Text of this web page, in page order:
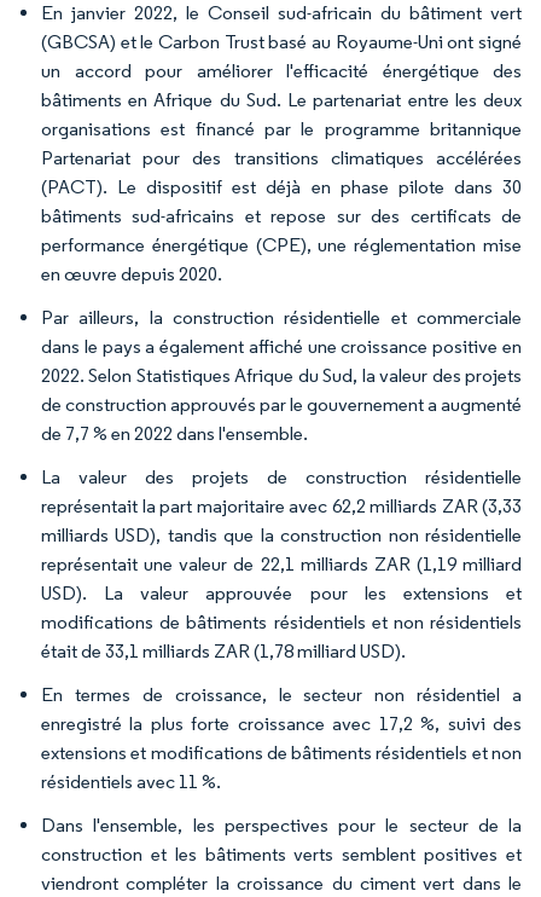
En janvier 2022, le Conseil sud-africain du bâtiment vert
(GBCSA) et le Carbon Trust basé au Royaume-Uni ont signé
un accord pour améliorer l'efficacité énergétique des
bâtiments en Afrique du Sud. Le partenariat entre les deux
organisations est financé par le programme britannique
Partenariat pour des transitions climatiques accélérées
(PACT). Le dispositif est déjà en phase pilote dans 30
bâtiments sud-africains et repose sur des certificats de
performance énergétique (CPE), une réglementation mise
en œuvre depuis 2020.
Par ailleurs, la construction résidentielle et commerciale
dans le pays a également affiché une croissance positive en
2022. Selon Statistiques Afrique du Sud, la valeur des projets
de construction approuvés par le gouvernement a augmenté
de 7,7 % en 2022 dans l'ensemble.
La valeur des projets de construction résidentielle
représentait la part majoritaire avec 62,2 milliards ZAR (3,33
milliards USD), tandis que la construction non résidentielle
représentait une valeur de 22,1 milliards ZAR (1,19 milliard
USD). La valeur approuvée pour les extensions et
modifications de bâtiments résidentiels et non résidentiels
était de 33,1 milliards ZAR (1,78 milliard USD).
En termes de croissance, le secteur non résidentiel a
enregistré la plus forte croissance avec 17,2 %, suivi des
extensions et modifications de bâtiments résidentiels et non
résidentiels avec 11 %.
Dans l'ensemble, les perspectives pour le secteur de la
construction et les bâtiments verts semblent positives et
viendront compléter la croissance du ciment vert dans le